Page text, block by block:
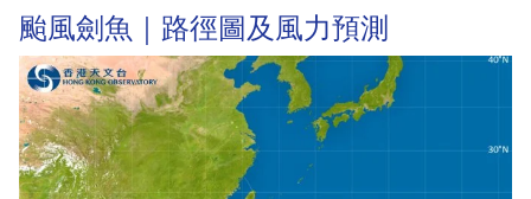
閱
專
區
颱風劍魚｜路徑圖及風力預測